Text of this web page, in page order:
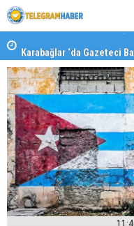
Karabağlar ‘da Gazeteci